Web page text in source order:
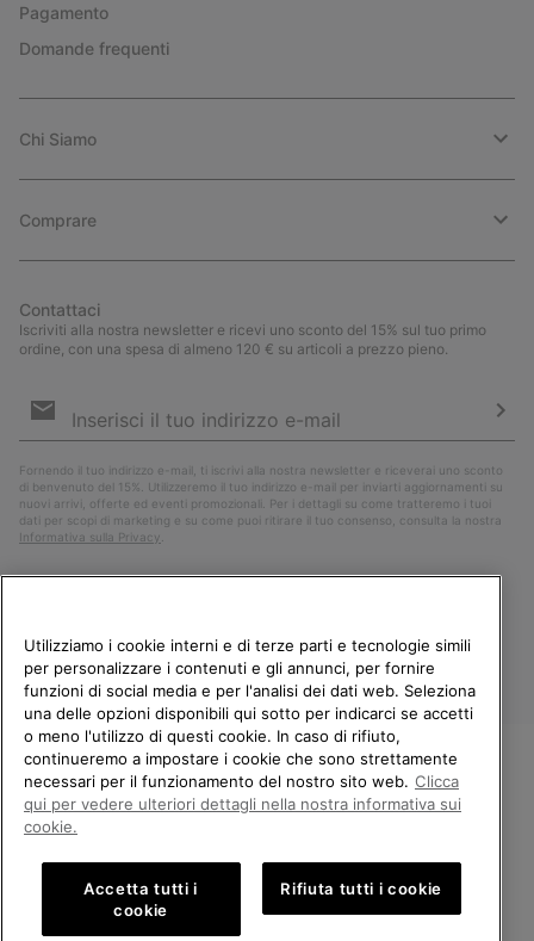
Pagamento
Domande frequenti
Chi Siamo
Comprare
Contattaci
Iscriviti alla nostra newsletter e ricevi uno sconto del 15% sul tuo primo
ordine, con una spesa di almeno 120 € su articoli a prezzo pieno.
e-
Fornendo il tuo indirizzo e-mail, ti iscrivi alla nostra newsletter e riceverai uno sconto
di benvenuto del 15%. Utilizzeremo il tuo indirizzo e-mail per inviarti aggiornamenti su
nuovi arrivi, offerte ed eventi promozionali. Per i dettagli su come tratteremo i tuoi
dati per scopi di marketing e su come puoi ritirare il tuo consenso, consulta la nostra
Informativa sulla Privacy
Italia
©2026Columbia Sportswear Company. Avenue des Morgines, 12 1213
Petit-Lancy Switzerland. Tutti i diritti riservati.
Politica sulla privacy Termini di utilizzo
Condizioni Generali di Vendita Cookies
BENVENUTO/A IN SOREL.
SELEZIONA IL TUO PAESE DI
Shopping online disponibile
Utilizziamo i cookie interni e di terze parti e tecnologie simili
per personalizzare i contenuti e gli annunci, per fornire
funzioni di social media e per l'analisi dei dati web. Seleziona
una delle opzioni disponibili qui sotto per indicarci se accetti
o meno l'utilizzo di questi cookie. In caso di rifiuto,
continueremo a impostare i cookie che sono strettamente
necessari per il funzionamento del nostro sito web. Clicca
qui per vedere ulteriori dettagli nella nostra informativa sui
cookie.
Accetta tutti i
cookie
Rifiuta tutti i cookie